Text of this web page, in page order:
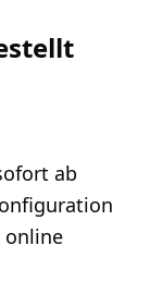
ab
online